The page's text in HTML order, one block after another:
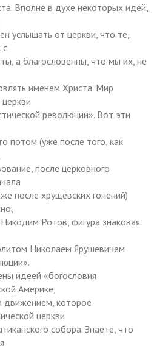
Вполне в духе некоторых идей,
услышать от церкви, что те,
с
а благословенны, что мы их, не
именем Христа. Мир
революции». Вот эти
потом (уже после того, как
после церковного
после хрущёвских гонений)
Ротов, фигура знаковая.
Николаем Ярушевичем
идеей «богословия
Америке,
движением, которое
церкви
собора. Знаете, что